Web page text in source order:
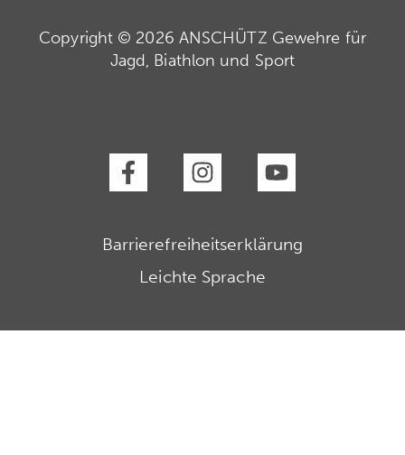
Copyright © 2026 ANSCHÜTZ Gewehre für
Jagd, Biathlon und Sport
Barrierefreiheitserklärung
Leichte Sprache